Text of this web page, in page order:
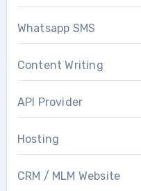
Whatsapp SMS
Content Writing
API Provider
Hosting
CRM / MLM Website